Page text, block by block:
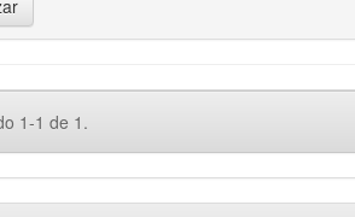
1-1 de 1.